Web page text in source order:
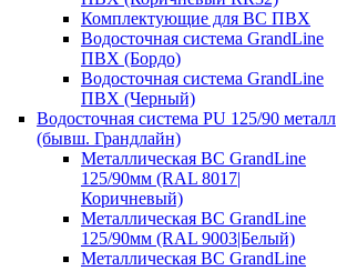
Комплектующие для ВС ПВХ
Водосточная система GrandLine
ПВХ (Бордо)
Водосточная система GrandLine
ПВХ (Черный)
Водосточная система PU 125/90 металл
(бывш. Грандлайн)
Металлическая ВС GrandLine
125/90мм (RAL 8017|
Коричневый)
Металлическая ВС GrandLine
125/90мм (RAL 9003|Белый)
Металлическая ВС GrandLine